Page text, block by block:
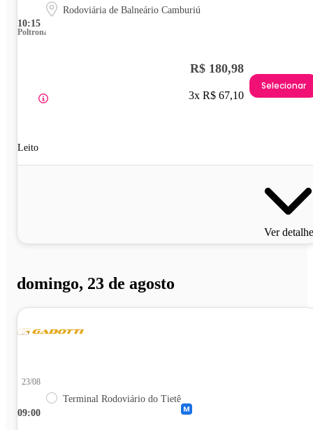
10:15
Rodoviária de Balneário Camburiú
Poltrona
Leito
R$ 180,98
3x R$ 67,10
Selecionar
Ver
domingo, 23 de agosto
09:00
23/08
Terminal Rodoviário do Tietê